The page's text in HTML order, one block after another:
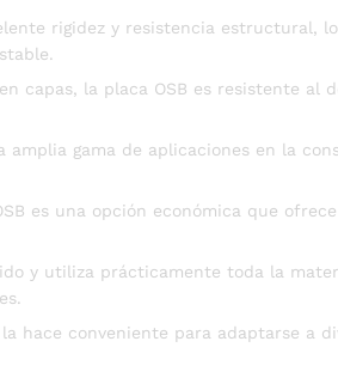
rigidez y resistencia estructural,
capas, la placa OSB es resistente al
gama de aplicaciones en la
es una opción económica que
y utiliza prácticamente toda la
hace conveniente para adaptarse a